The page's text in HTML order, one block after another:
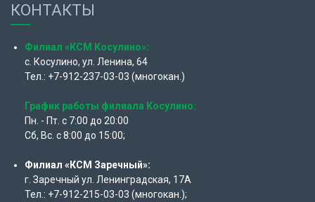
КОНТАКТЫ
Филиал «КСМ Косулино»:
с. Косулино, ул. Ленина, 64
Тел.: +7-912-237-03-03 (многокан.)
График работы филиала Косулино:
Пн. - Пт. с 7:00 до 20:00
Сб, Вс. с 8:00 до 15:00;
Филиал «КСМ Заречный»:
г. Заречный ул. Ленинградская, 17А
Тел.: +7-912-215-03-03 (многокан.);